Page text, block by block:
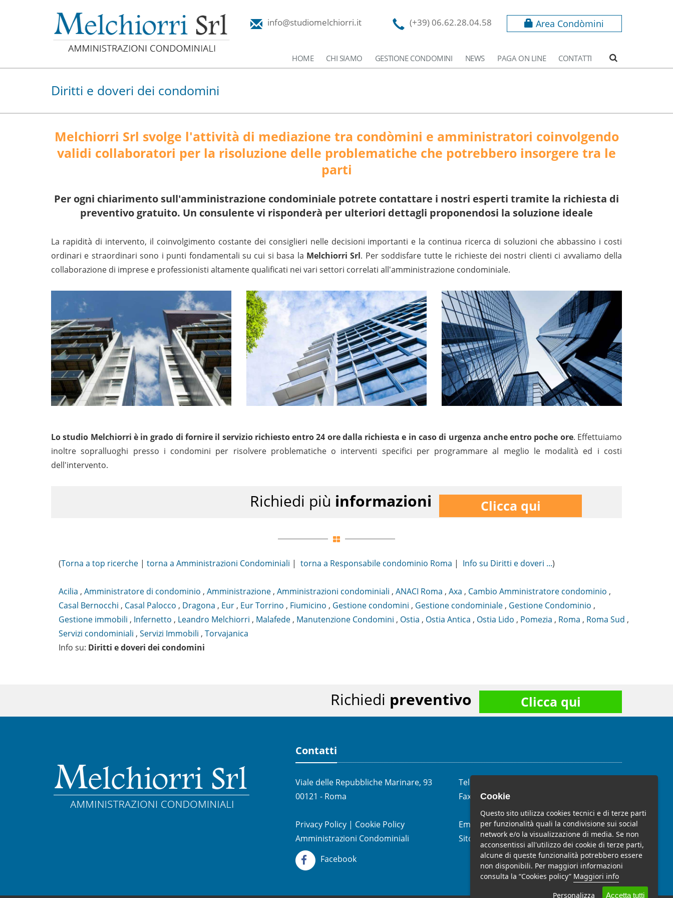
info@studiomelchiorri.it (+39) 06.62.28.04.58 Area Condòmini
HOME CHI SIAMO GESTIONE CONDOMINI NEWS PAGA ON LINE CONTATTI
Diritti e doveri dei condomini
Melchiorri Srl svolge l'attività di mediazione tra condòmini e amministratori coinvolgendo
validi collaboratori per la risoluzione delle problematiche che potrebbero insorgere tra le
parti
Per ogni chiarimento sull'amministrazione condominiale potrete contattare i nostri esperti tramite la richiesta di
preventivo gratuito. Un consulente vi risponderà per ulteriori dettagli proponendosi la soluzione ideale
La rapidità di intervento, il coinvolgimento costante dei consiglieri nelle decisioni importanti e la continua ricerca di soluzioni che abbassino i costi
ordinari e straordinari sono i punti fondamentali su cui si basa la Melchiorri Srl. Per soddisfare tutte le richieste dei nostri clienti ci avvaliamo della
collaborazione di imprese e professionisti altamente qualificati nei vari settori correlati all'amministrazione condominiale.
Lo studio Melchiorri è in grado di fornire il servizio richiesto entro 24 ore dalla richiesta e in caso di urgenza anche entro poche ore. Effettuiamo
inoltre sopralluoghi presso i condomini per risolvere problematiche o interventi specifici per programmare al meglio le modalità ed i costi
dell'intervento.
Richiedi più informazioni Clicca qui
(Torna a top ricerche | torna a Amministrazioni Condominiali | torna a Responsabile condominio Roma | Info su Diritti e doveri ...)
Acilia , Amministratore di condominio , Amministrazione , Amministrazioni condominiali , ANACI Roma , Axa , Cambio Amministratore condominio ,
Casal Bernocchi , Casal Palocco , Dragona , Eur , Eur Torrino , Fiumicino , Gestione condomini , Gestione condominiale , Gestione Condominio ,
Gestione immobili , Infernetto , Leandro Melchiorri , Malafede , Manutenzione Condomini , Ostia , Ostia Antica , Ostia Lido , Pomezia , Roma , Roma Sud ,
Servizi condominiali , Servizi Immobili , Torvajanica
Info su: Diritti e doveri dei condomini
Richiedi preventivo Clicca qui
Contatti
Viale delle Repubbliche Marinare, 93
00121 - Roma
Privacy Policy| Cookie Policy
Amministrazioni Condominiali
Facebook
Telefono:
Fax:
(+39) 06.99.33.19.10
Email:info@studiomelchiorri.it
Sito Web:www.stmelchiorri.it
Cookie
Questo sito utilizza cookies tecnici e di terze parti
per funzionalità quali la condivisione sui social
network e/o la visualizzazione di media. Se non
acconsentissi all'utilizzo dei cookie di terze parti,
alcune di queste funzionalità potrebbero essere
non disponibili. Per maggiori informazioni
consulta la “Cookies policy” Maggiori info
Personalizza
Accetta tutti